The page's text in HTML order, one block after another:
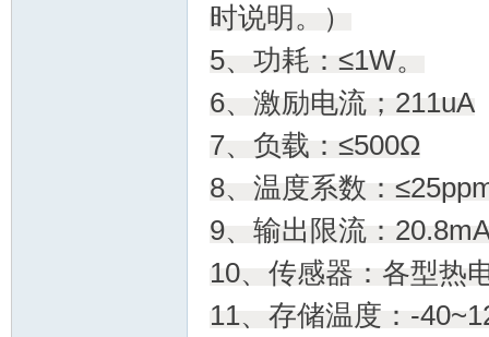
时说明。）
5、功耗：≤1W。
6、激励电流；211uA
7、负载：≤500Ω
8、温度系数：
9、输出限流：
10、传感器：各型热
11、存储温度：-